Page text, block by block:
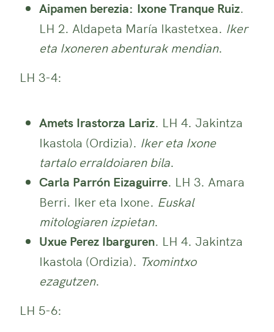
Aipamen berezia: Ixone Tranque Ruiz.
LH 2. Aldapeta María Ikastetxea. Iker
eta Ixoneren abenturak mendian.
LH 3-4:
Amets Irastorza Lariz. LH 4. Jakintza
Ikastola (Ordizia). Iker eta Ixone
tartalo erraldoiaren bila.
Carla Parrón Eizaguirre. LH 3. Amara
Berri. Iker eta Ixone. Euskal
mitologiaren izpietan.
Uxue Perez Ibarguren. LH 4. Jakintza
Ikastola (Ordizia). Txomintxo
ezagutzen.
LH 5-6: